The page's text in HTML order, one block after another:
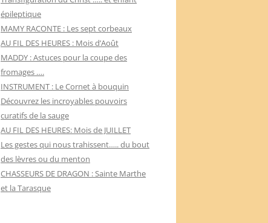
épileptique
MAMY RACONTE : Les sept corbeaux
AU FIL DES HEURES : Mois d’Août
MADDY : Astuces pour la coupe des
fromages ….
INSTRUMENT : Le Cornet à bouquin
Découvrez les incroyables pouvoirs
curatifs de la sauge
AU FIL DES HEURES: Mois de JUILLET
Les gestes qui nous trahissent….. du bout
des lèvres ou du menton
CHASSEURS DE DRAGON : Sainte Marthe
et la Tarasque